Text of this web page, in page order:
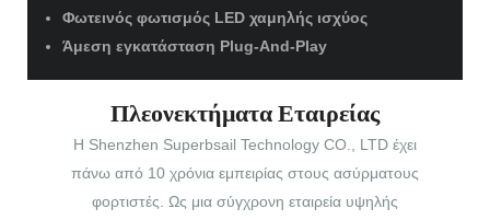
Φωτεινός φωτισμός LED χαμηλής ισχύος
Άμεση εγκατάσταση Plug-And-Play
Πλεονεκτήματα Εταιρείας
Η Shenzhen Superbsail Technology CO., LTD έχει
πάνω από 10 χρόνια εμπειρίας στους ασύρματους
φορτιστές. Ως μια σύγχρονη εταιρεία υψηλής